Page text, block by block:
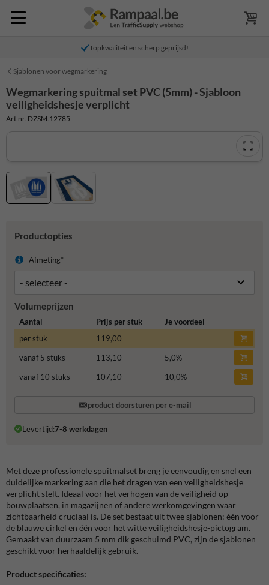
Topkwaliteit en scherp geprijsd!
Sjablonen voor wegmarkering
Wegmarkering spuitmal set PVC (5mm) - Sjabloon
veiligheidshesje verplicht
Art.nr. DZSM.12785
Productopties
Afmeting*
Volumeprijzen
Aantal Prijs per stuk
Je voordeel
per stuk
119,00
vanaf 5 stuks
113,10 5,0%
vanaf 10 stuks
107,10 10,0%
product doorsturen per e-mail
Levertijd:7-8 werkdagen
Met deze professionele spuitmalset breng je eenvoudig en snel een
duidelijke markering aan die het dragen van een veiligheidshesje
verplicht stelt. Ideaal voor het verhogen van de veiligheid op
bouwplaatsen, in magazijnen of andere werkomgevingen waar
zichtbaarheid cruciaal is. De set bestaat uit twee sjablonen: één voor
de blauwe cirkel en één voor het witte veiligheidshesje-pictogram.
Gemaakt van duurzaam 5 mm dik geschuimd PVC, zijn de sjablonen
geschikt voor herhaaldelijk gebruik.
Product specificaties: